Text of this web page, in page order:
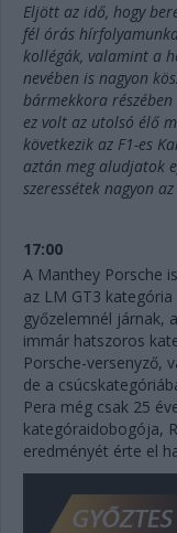
Eljött az idő, hogy
fél órás
kollégák, valamint a
nevében is nagyon
bármekkora
ez volt az utolsó élő
következik az F1-es
aztán meg aludjatok
szeressétek nagyon
17:00
A Manthey Porsche
az LM GT3
győzelemnél járnak,
immár hatszoros
Porsche-versenyző,
de a
Pera még csak 25
kategóraidobogója,
eredményét érte el